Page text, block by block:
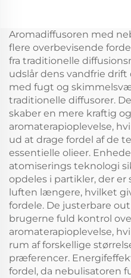
Diffuser
Diffusionssystem
Duftmaskine
Aromadiffusoren med
flere overbevisende
fra traditionelle
udslår dens vandfrie
med fugt og
traditionelle diffusorer.
skaber en mere kraftig
aromaterapioplevelse,
ud at drage fordel af de
essentielle olieer.
atomiserings teknologi
opdeles i partikler, der er
luften længere, hvilket
fordele. De justerbare
brugerne fuld kontrol
aromaterapioplevelse,
rum af forskellige
præferencer.
fordel, da nebulisatoren